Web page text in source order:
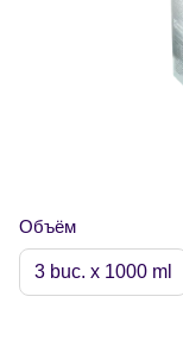
Объём
3 buc. х 1000 ml